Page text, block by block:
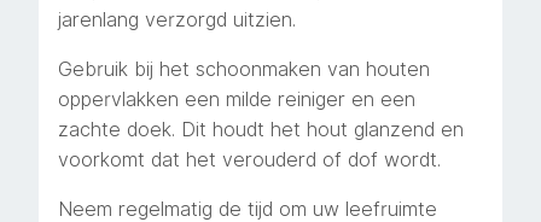
jarenlang verzorgd uitzien.
Gebruik bij het schoonmaken van houten
oppervlakken een milde reiniger en een
zachte doek. Dit houdt het hout glanzend en
voorkomt dat het verouderd of dof wordt.
Neem regelmatig de tijd om uw leefruimte